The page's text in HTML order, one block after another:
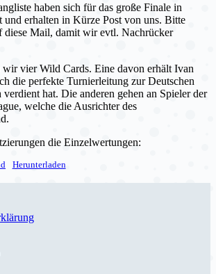
haben sich für das große Finale in
erhalten in Kürze Post von uns. Bitte
diese Mail, damit wir evtl. Nachrücker
wir vier Wild Cards. Eine davon erhält Ivan
die perfekte Turnierleitung zur Deutschen
hat. Die anderen gehen an Spieler der
welche die Ausrichter des
die Einzelwertungen:
Herunterladen